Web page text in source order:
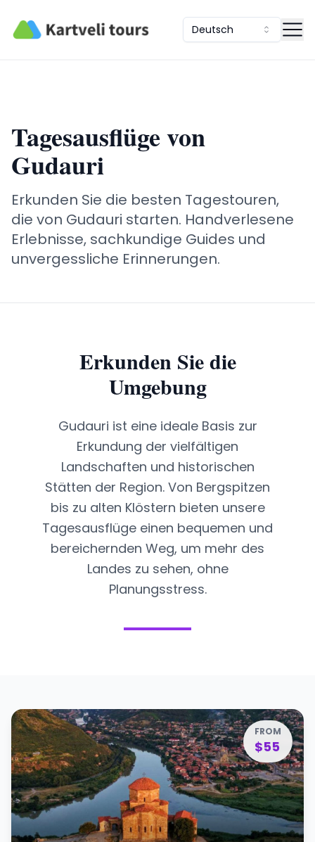
Kartveli Tours Deutsch
Tagesausflüge von
Gudauri
Erkunden Sie die besten Tagestouren,
die von Gudauri starten. Handverlesene
Erlebnisse, sachkundige Guides und
unvergessliche Erinnerungen.
Erkunden Sie die
Umgebung
Gudauri ist eine ideale Basis zur
Erkundung der vielfältigen
Landschaften und historischen
Stätten der Region. Von Bergspitzen
bis zu alten Klöstern bieten unsere
Tagesausflüge einen bequemen und
bereichernden Weg, um mehr des
Landes zu sehen, ohne
Planungsstress.
FROM
$55